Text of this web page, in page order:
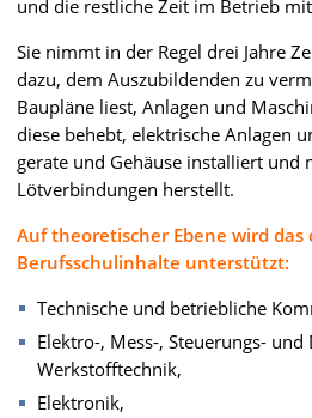
und die restliche Zeit im Betrieb
Sie nimmt in der Regel drei Jahre
dazu, dem Auszubildenden zu
Baupläne liest, Anlagen und
diese behebt, elektrische Anlagen
gerate und Gehäuse installiert und
Lötverbindungen herstellt.
Auf theoretischer Ebene wird das
Berufsschulinhalte unterstützt:
Technische und betriebliche
Elektro-, Mess-, Steuerungs-
Werkstofftechnik,
Elektronik,